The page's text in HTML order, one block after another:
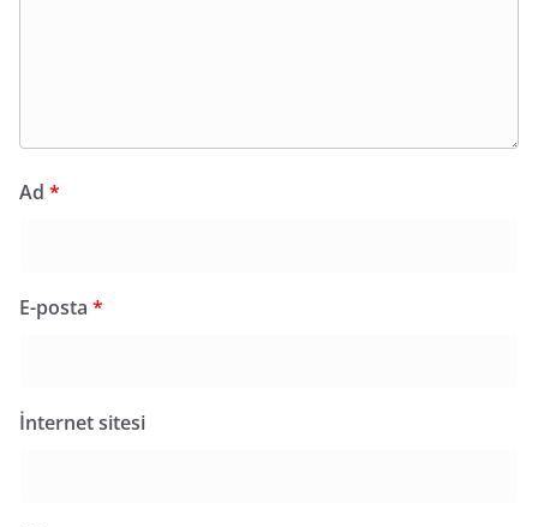
Ad *
E-posta *
İnternet sitesi